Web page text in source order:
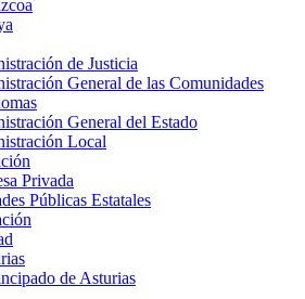
de Justicia
General de las Comunidades
General del Estado
Local
Privada
Públicas Estatales
de Asturias